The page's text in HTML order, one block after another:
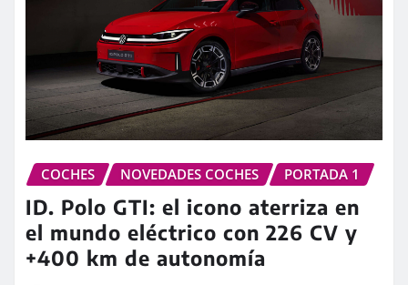
COCHES NOVEDADES COCHES PORTADA 1
ID. Polo GTI: el icono aterriza en
el mundo eléctrico con 226 CV y
+400 km de autonomía